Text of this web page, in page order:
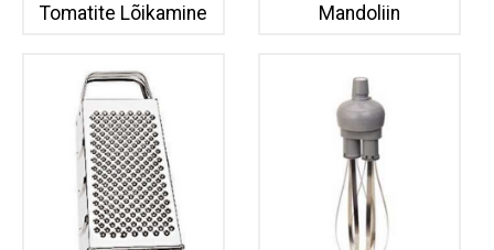
Tomatite Lõikamine Mandoliin